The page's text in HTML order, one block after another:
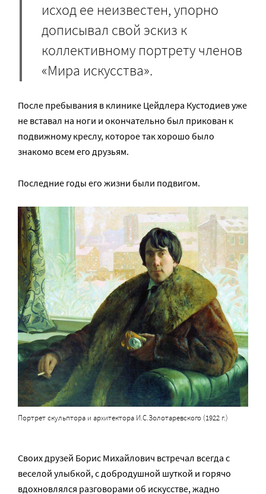
исход ее неизвестен, упорно
дописывал свой эскиз к
коллективному портрету членов
«Мира искусства».
После пребывания в клинике Цейдлера Кустодиев уже
не вставал на ноги и окончательно был прикован к
подвижному креслу, которое так хорошо было
знакомо всем его друзьям.
Последние годы его жизни были подвигом.
Портрет скульптора и архитектора И.С.Золотаревского (1922 г.)
Своих друзей Борис Михайлович встречал всегда с
веселой улыбкой, с добродушной шуткой и горячо
вдохновлялся разговорами об искусстве, жадно